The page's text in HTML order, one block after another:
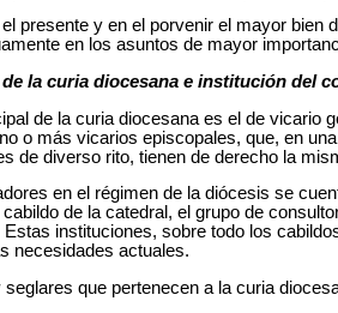
presente y en el porvenir el mayor
en los asuntos de mayor
la curia diocesana e institución del
de la curia diocesana es el de vicario
o más vicarios episcopales, que, en
de diverso rito, tienen de derecho la
en el régimen de la diócesis se
de la catedral, el grupo de
instituciones, sobre todo los
necesidades actuales.
seglares que pertenecen a la curia